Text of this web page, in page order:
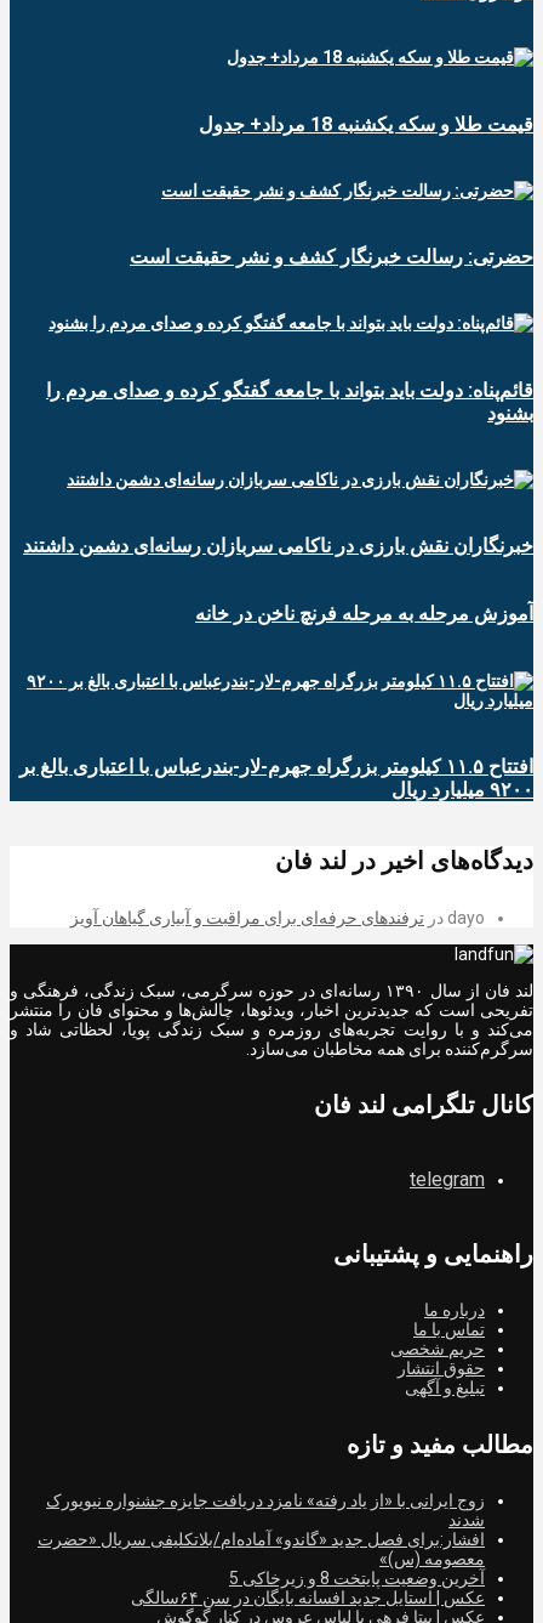
قیمت طلا و سکه یکشنبه 18 مرداد+ جدول
حضرتی: رسالت خبرنگار کشف و نشر حقیقت است
قائم‌پناه: دولت باید بتواند با جامعه گفتگو کرده و صدای مردم را
بشنود
خبرنگاران نقش بارزی در ناکامی سربازان رسانه‌ای دشمن داشتند
آموزش مرحله به مرحله فرنچ ناخن در خانه
افتتاح ۱۱.۵ کیلومتر بزرگراه جهرم-لار-بندرعباس با اعتباری بالغ بر
۹۲۰۰ میلیارد ریال
دیدگاه‌های اخیر در لند فان
dayo در ترفندهای حرفه‌ای برای مراقبت و آبیاری گیاهان آویز
لند فان از سال ۱۳۹۰ رسانه‌ای در حوزه سرگرمی، سبک زندگی، فرهنگی و
تفریحی است که جدیدترین اخبار، ویدئوها، چالش‌ها و محتوای فان را منتشر
می‌کند و با روایت تجربه‌های روزمره و سبک زندگی پویا، لحظاتی شاد و
سرگرم‌کننده برای همه مخاطبان می‌سازد.
کانال تلگرامی لند فان
telegram
راهنمایی و پشتیبانی
درباره ما
تماس با ما
حریم شخصی
حقوق انتشار
تبلیغ و آگهی
مطالب مفید و تازه
زوج ایرانی با «از یاد رفته» نامزد دریافت جایزه جشنواره نیویورک
شدند
افشار:برای فصل جدید «گاندو» آماده‌ام/بلاتکلیفی سریال «حضرت
معصومه (س)»
آخرین وضعیت پایتخت 8 و زیرخاکی 5
عکس | استایل جدید افسانه بایگان در سن ۶۴سالگی
عکس | بیتا فرهی با لباس عروس در کنار گوگوش